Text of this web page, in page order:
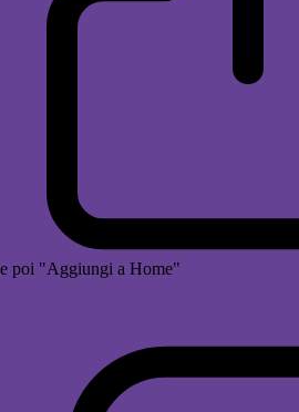
e poi "Aggiungi a Home"